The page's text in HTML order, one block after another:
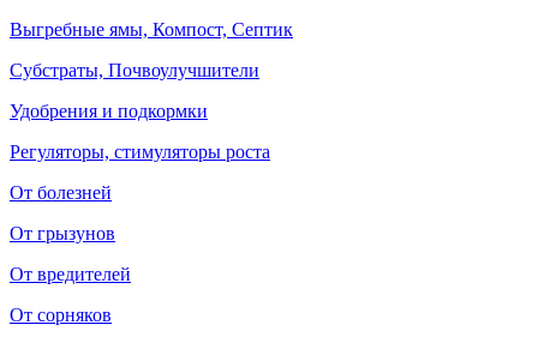
Выгребные ямы, Компост, Септик
Субстраты, Почвоулучшители
Удобрения и подкормки
Регуляторы, стимуляторы роста
От болезней
От грызунов
От вредителей
От сорняков